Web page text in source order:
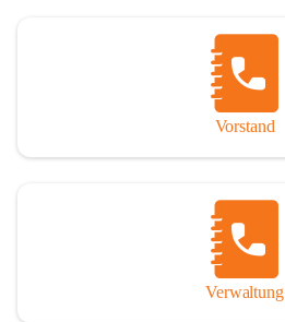
Vorstand
Verwaltung